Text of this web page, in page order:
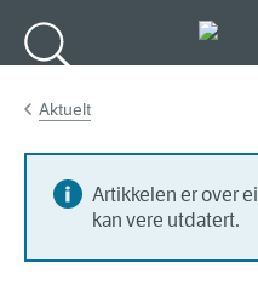
Aktuelt
Artikkelen er over
kan vere utdatert.